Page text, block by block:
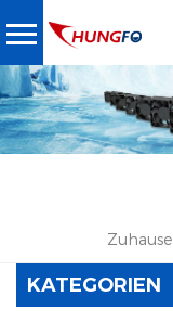
Zuhause
KATEGORIEN